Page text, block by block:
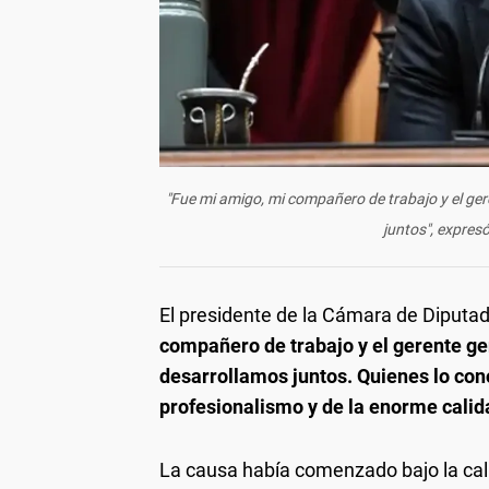
"Fue mi amigo, mi compañero de trabajo y el
juntos",
El presidente de la Cámara de
compañero de trabajo y el gerente
desarrollamos juntos. Quienes lo
profesionalismo y de la enorme
La causa había comenzado bajo la